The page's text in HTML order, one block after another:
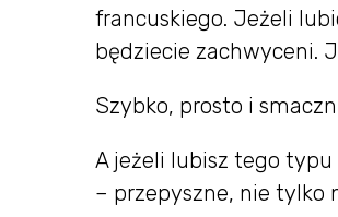
francuskiego. Jeżeli
będziecie zachwyceni.
Szybko, prosto i
A jeżeli lubisz tego
– przepyszne, nie tylko